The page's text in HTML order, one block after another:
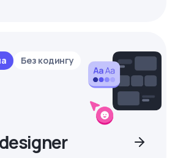
Без кодингу